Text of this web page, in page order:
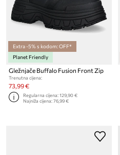
Extra -5% s kodom: OFF*
Planet Friendly
Gležnjače Buffalo Fusion Front Zip
Trenutna cijena:
73,99 €
Regularna cijena:129,90 €
Najniža cijena:76,99 €